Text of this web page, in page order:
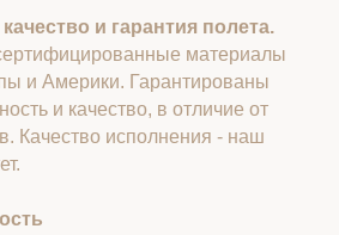
и гарантия полета.
материалы
и Америки. Гарантированы
и качество, в отличие от
Качество исполнения - наш